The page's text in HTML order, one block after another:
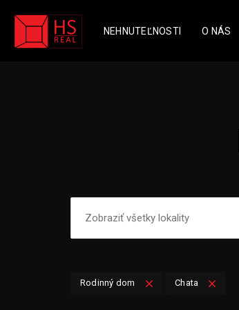
NEHNUTEĽNOSTI O NÁS
Rodinný dom Chata